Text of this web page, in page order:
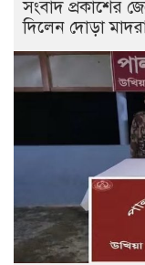
সংবাদ প্রকাশের
দিলেন দোড়া